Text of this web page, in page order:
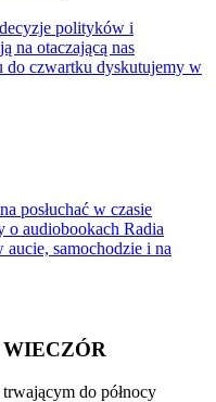
polityków i
na otaczającą nas
do czwartku dyskutujemy w
posłuchać w czasie
o audiobookach Radia
samochodzie i na
do północy